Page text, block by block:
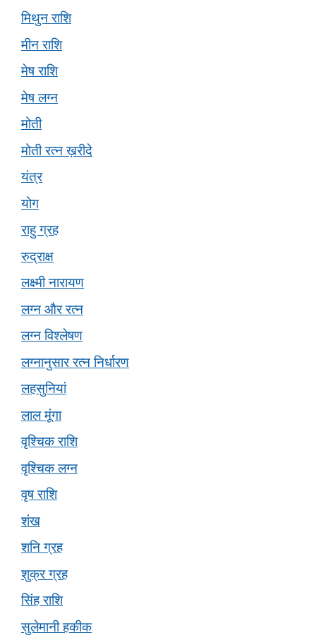
मिथुन राशि
मीन राशि
मेष राशि
मेष लग्न
मोती
मोती रत्न ख़रीदे
यंत्र
योग
राहु ग्रह
रुद्राक्ष
लक्ष्मी नारायण
लग्न और रत्न
लग्न विश्लेषण
लग्नानुसार रत्न निर्धारण
लहसुनियां
लाल मूंगा
वृश्चिक राशि
वृश्चिक लग्न
वृष राशि
शंख
शनि ग्रह
शुक्र ग्रह
सिंह राशि
सुलेमानी हकीक